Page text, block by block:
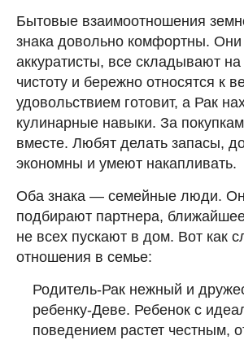
Бытовые взаимоотношения
знака довольно комфортны.
аккуратисты, все складывают
чистоту и бережно относятся к
удовольствием готовит, а Рак
кулинарные навыки. За
вместе. Любят делать запасы,
экономны и умеют накапливать.
Оба знака — семейные люди.
подбирают партнера,
не всех пускают в дом. Вот как
отношения в семье:
Родитель-Рак нежный и
ребенку-Деве. Ребенок с
поведением растет честным,